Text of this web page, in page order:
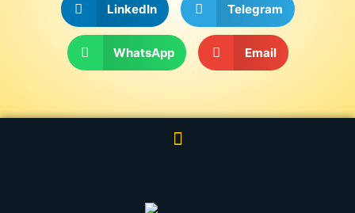
LinkedIn Telegram
WhatsApp Email